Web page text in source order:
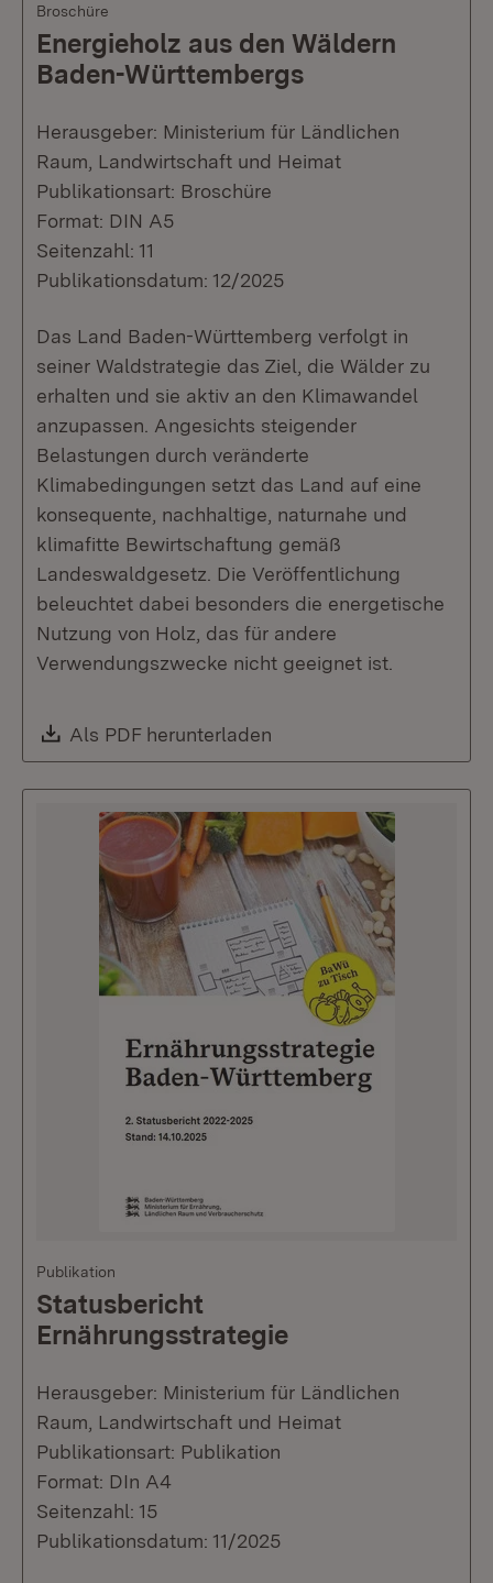
Broschüre
Energieholz aus den Wäldern
Baden-Württembergs
Herausgeber: Ministerium für Ländlichen
Raum, Landwirtschaft und Heimat
Publikationsart: Broschüre
Format: DIN A5
Seitenzahl: 11
Publikationsdatum: 12/2025
Das Land Baden-Württemberg verfolgt in
seiner Waldstrategie das Ziel, die Wälder zu
erhalten und sie aktiv an den Klimawandel
anzupassen. Angesichts steigender
Belastungen durch veränderte
Klimabedingungen setzt das Land auf eine
konsequente, nachhaltige, naturnahe und
klimafitte Bewirtschaftung gemäß
Landeswaldgesetz. Die Veröffentlichung
beleuchtet dabei besonders die energetische
Nutzung von Holz, das für andere
Verwendungszwecke nicht geeignet ist.
Download:
Als PDF herunterladen
Publikation
Statusbericht
Ernährungsstrategie
Herausgeber: Ministerium für Ländlichen
Raum, Landwirtschaft und Heimat
Publikationsart: Publikation
Format: DIn A4
Seitenzahl: 15
Publikationsdatum: 11/2025